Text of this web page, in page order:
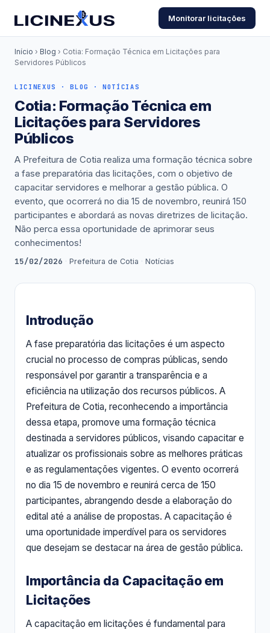
Monitorar licitações
Início › Blog › Cotia: Formação Técnica em Licitações para
Servidores Públicos
LICINEXUS · BLOG · NOTÍCIAS
Cotia: Formação Técnica em
Licitações para Servidores
Públicos
A Prefeitura de Cotia realiza uma formação técnica sobre
a fase preparatória das licitações, com o objetivo de
capacitar servidores e melhorar a gestão pública. O
evento, que ocorrerá no dia 15 de novembro, reunirá 150
participantes e abordará as novas diretrizes de licitação.
Não perca essa oportunidade de aprimorar seus
conhecimentos!
15/02/2026 · Prefeitura de Cotia · Notícias
Introdução
A fase preparatória das licitações é um aspecto
crucial no processo de compras públicas, sendo
responsável por garantir a transparência e a
eficiência na utilização dos recursos públicos. A
Prefeitura de Cotia, reconhecendo a importância
dessa etapa, promove uma formação técnica
destinada a servidores públicos, visando capacitar e
atualizar os profissionais sobre as melhores práticas
e as regulamentações vigentes. O evento ocorrerá
no dia 15 de novembro e reunirá cerca de 150
participantes, abrangendo desde a elaboração do
edital até a análise de propostas. A capacitação é
uma oportunidade imperdível para os servidores
que desejam se destacar na área de gestão pública.
Importância da Capacitação em
Licitações
A capacitação em licitações é fundamental para